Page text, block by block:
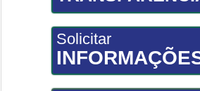
Solicitar